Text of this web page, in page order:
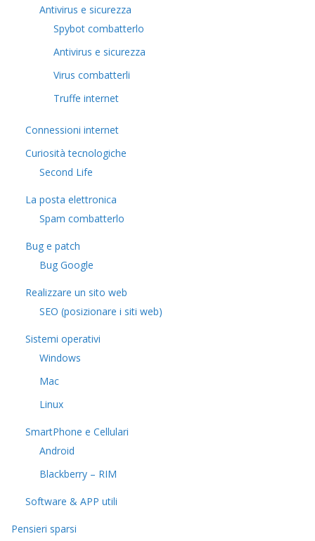
Antivirus e sicurezza
Spybot combatterlo
Antivirus e sicurezza
Virus combatterli
Truffe internet
Connessioni internet
Curiosità tecnologiche
​Second Life
La posta elettronica
Spam combatterlo
Bug e patch
Bug Google
Realizzare un sito web
SEO (posizionare i siti web)
Sistemi operativi
Windows
Mac
Linux
SmartPhone e Cellulari
Android
Blackberry – RIM
Software & APP utili
Pensieri sparsi